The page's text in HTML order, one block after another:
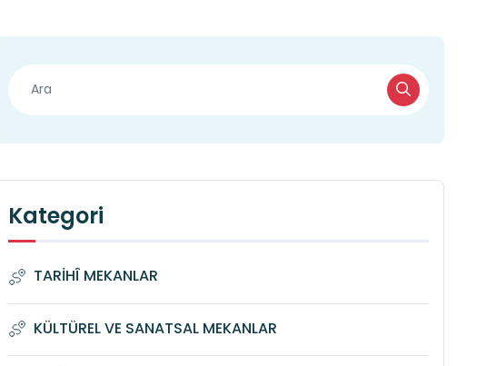
Kategori
TARİHÎ MEKANLAR
KÜLTÜREL VE SANATSAL MEKANLAR